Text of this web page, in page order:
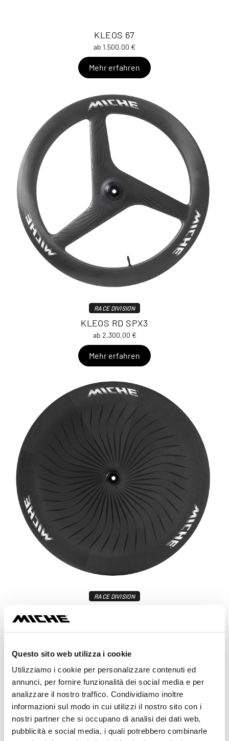
Questo sito web utilizza i cookie
Utilizziamo i cookie per personalizzare contenuti ed
annunci, per fornire funzionalità dei social media e per
analizzare il nostro traffico. Condividiamo inoltre
informazioni sul modo in cui utilizzi il nostro sito con i
nostri partner che si occupano di analisi dei dati web,
pubblicità e social media, i quali potrebbero combinarle
KLEOS 67
ab 1.500,00 €
Mehr erfahren
RACE DIVISION
KLEOS RD SPX3
ab 2.300,00 €
Mehr erfahren
RACE DIVISION